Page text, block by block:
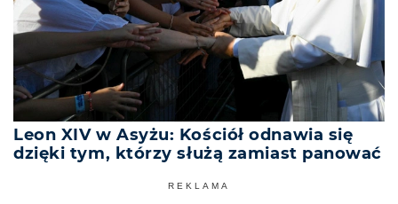
Leon XIV w Asyżu: Kościół odnawia się
dzięki tym, którzy służą zamiast panować
REKLAMA